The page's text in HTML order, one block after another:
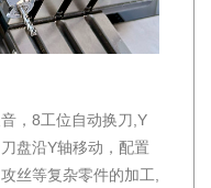
，8工位自动换刀,Y
盘沿Y轴移动，配置
丝等复杂零件的加工,